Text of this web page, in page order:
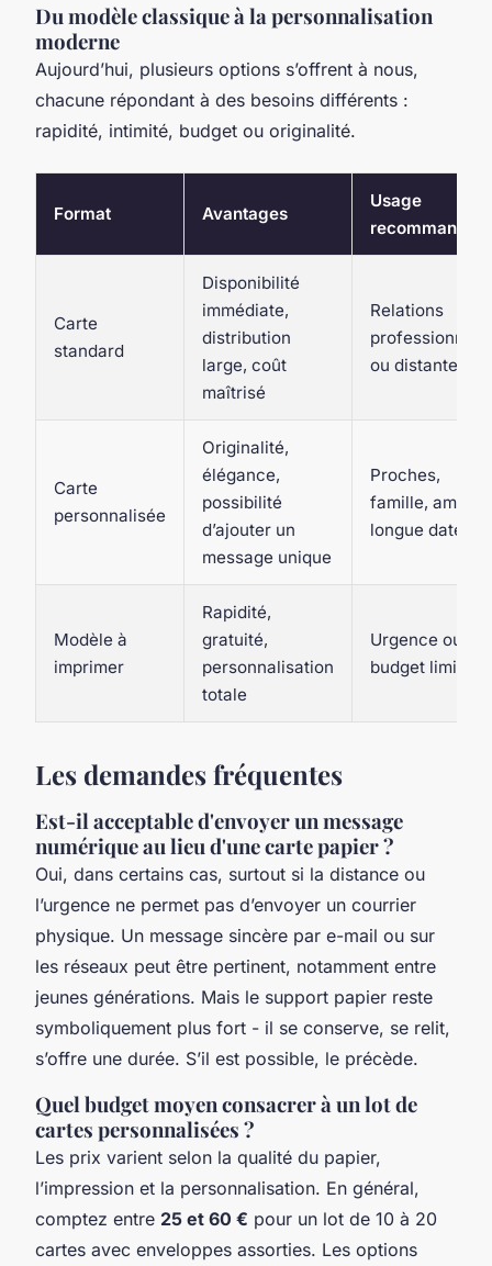
Du modèle classique à la personnalisation
moderne
Aujourd’hui, plusieurs options s’offrent à nous,
chacune répondant à des besoins différents :
rapidité, intimité, budget ou originalité.
Format Avantages
Usage
recommandé
Carte
standard
Disponibilité
immédiate,
distribution
large, coût
maîtrisé
Relations
ou distantes
Carte
personnalisée
Originalité,
élégance,
possibilité
d’ajouter un
message unique
Proches,
famille, amis
longue date
Modèle à
imprimer
Rapidité,
gratuité,
personnalisation
totale
Urgence ou
budget limité
Les demandes fréquentes
Est-il acceptable d'envoyer un message
numérique au lieu d'une carte papier ?
Oui, dans certains cas, surtout si la distance ou
l’urgence ne permet pas d’envoyer un courrier
physique. Un message sincère par e-mail ou sur
les réseaux peut être pertinent, notamment entre
jeunes générations. Mais le support papier reste
symboliquement plus fort - il se conserve, se relit,
s’offre une durée. S’il est possible, le précède.
Quel budget moyen consacrer à un lot de
cartes personnalisées ?
Les prix varient selon la qualité du papier,
l’impression et la personnalisation. En général,
comptez entre 25 et 60 € pour un lot de 10 à 20
cartes avec enveloppes assorties. Les options